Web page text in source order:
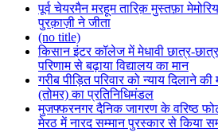
पूर्व चेयरमैन मरहूम तारिक़ मुस्तफ़ा
पुरक़ाज़ी ने जीता
(no title)
किसान इंटर कॉलेज में मेधावी छात्र-
परिणाम से बढ़ाया विद्यालय का मान
गरीब पीड़ित परिवार को न्याय दिलाने
(तोमर) का प्रतिनिधिमंडल
मुजफ्फरनगर दैनिक जागरण के वरिष्ठ
मेरठ में नारद सम्मान पुरस्कार से किया